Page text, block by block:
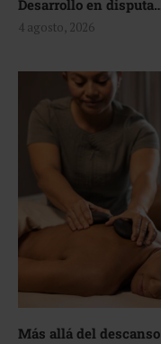
Desarrollo en
4 agosto, 2026
Más allá del descanso